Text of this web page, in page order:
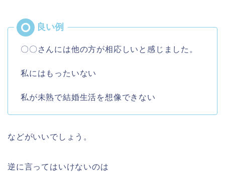
〇〇さんには他の方が相応しいと感じました。
私にはもったいない
私が未熟で結婚生活を想像できない
などがいいでしょう。
逆に言ってはいけないのは